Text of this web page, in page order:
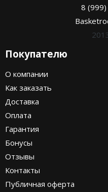
8
Покупателю
О компании
Как заказать
Доставка
Оплата
Гарантия
Бонусы
Отзывы
Контакты
Публичная оферта